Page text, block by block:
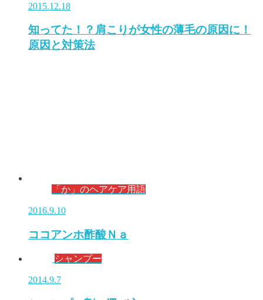
2015.12.18
知ってた！？肩こりが女性の薄毛の原因に！
原因と対策法
「か」のヘアケア用語
2016.9.10
ココアンホ酢酸Ｎａ
シャンプー
2014.9.7